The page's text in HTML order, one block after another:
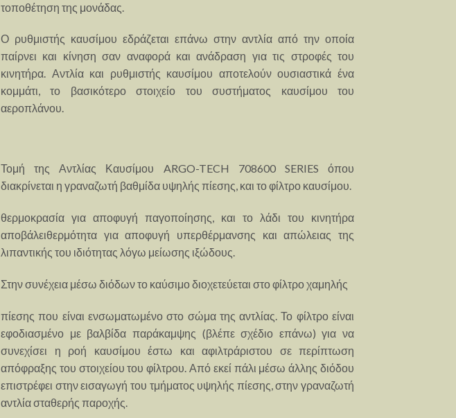
τοποθέτηση της μονάδας.
Ο ρυθμιστής καυσίμου εδράζεται επάνω στην αντλία από την οποία
παίρνει και κίνηση σαν αναφορά και ανάδραση για τις στροφές του
κινητήρα. Αντλία και ρυθμιστής καυσίμου αποτελούν ουσιαστικά ένα
κομμάτι, το βασικότερο στοιχείο του συστήματος καυσίμου του
αεροπλάνου.
Τομή της Αντλίας Καυσίμου ARGO-TECH 708600 SERIES όπου
διακρίνεται η γραναζωτή βαθμίδα υψηλής πίεσης, και το φίλτρο καυσίμου.
θερμοκρασία για αποφυγή παγοποίησης, και το λάδι του κινητήρα
αποβάλειθερμότητα για αποφυγή υπερθέρμανσης και απώλειας της
λιπαντικής του ιδιότητας λόγω μείωσης ιξώδους.
Στην συνέχεια μέσω διόδων το καύσιμο διοχετεύεται στο φίλτρο χαμηλής
πίεσης που είναι ενσωματωμένο στο σώμα της αντλίας. Το φίλτρο είναι
εφοδιασμένο με βαλβίδα παράκαμψης (βλέπε σχέδιο επάνω) για να
συνεχίσει η ροή καυσίμου έστω και αφιλτράριστου σε περίπτωση
απόφραξης του στοιχείου του φίλτρου. Από εκεί πάλι μέσω άλλης διόδου
επιστρέφει στην εισαγωγή του τμήματος υψηλής πίεσης, στην γραναζωτή
αντλία σταθερής παροχής.